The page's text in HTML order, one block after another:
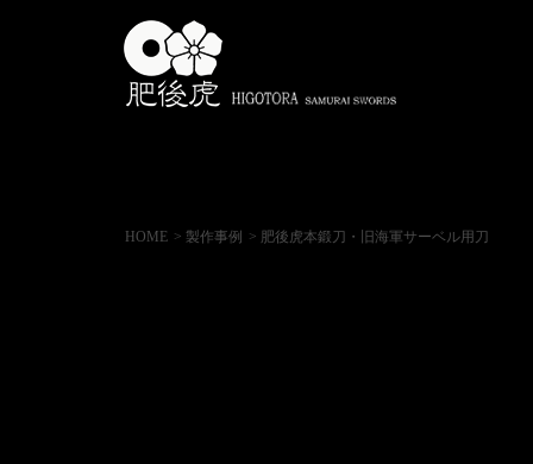
HOME > 製作事例 > 肥後虎本鍛刀・旧海軍サーベル用刀